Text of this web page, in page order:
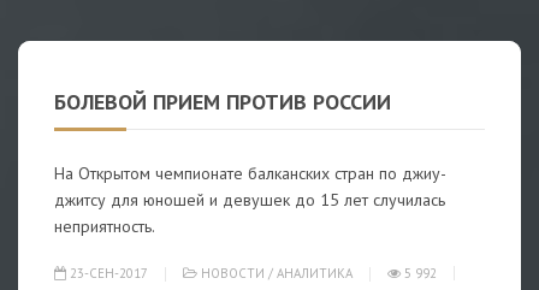
БОЛЕВОЙ ПРИЕМ ПРОТИВ РОССИИ
На Открытом чемпионате балканских стран по джиу-
джитсу для юношей и девушек до 15 лет случилась
неприятность.
23-СЕН-2017 НОВОСТИ / АНАЛИТИКА
5 992